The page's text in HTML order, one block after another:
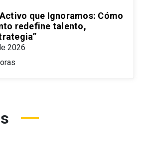
que Ignoramos: Cómo
redefine talento,
2026